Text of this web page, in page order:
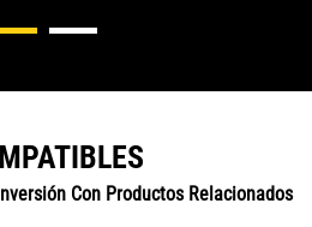
Con Productos Relacionados